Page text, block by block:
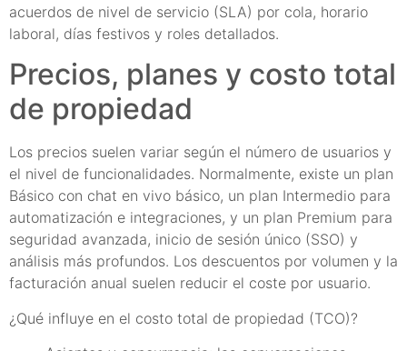
acuerdos de nivel de servicio (SLA) por cola, horario
laboral, días festivos y roles detallados.
Precios, planes y costo total
de propiedad
Los precios suelen variar según el número de usuarios y
el nivel de funcionalidades. Normalmente, existe un plan
Básico con chat en vivo básico, un plan Intermedio para
automatización e integraciones, y un plan Premium para
seguridad avanzada, inicio de sesión único (SSO) y
análisis más profundos. Los descuentos por volumen y la
facturación anual suelen reducir el coste por usuario.
¿Qué influye en el costo total de propiedad (TCO)?